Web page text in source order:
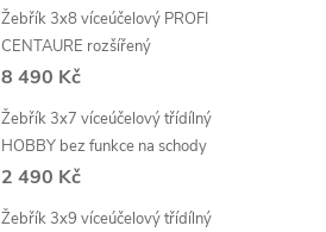
Žebřík 3x8 víceúčelový PROFI
CENTAURE rozšířený
8 490 Kč
Žebřík 3x7 víceúčelový třídílný
HOBBY bez funkce na schody
2 490 Kč
Žebřík 3x9 víceúčelový třídílný